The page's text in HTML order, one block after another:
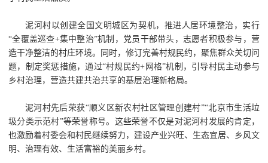
泥河村以创建全国文明城区为契机，推进人居环境整治，实行
“全覆盖巡查+集中整治”机制，党员干部带头，志愿者积极参与，营
造干净整洁的村庄环境。同时，修订完善村规民约，聚焦群众关切问
题，制定奖惩措施，通过“村规民约+网格”机制，引导村民主动参与
乡村治理，营造共建共治共享的基层治理新格局。
泥河村先后荣获“顺义区新农村社区管理创建村”“北京市生活垃
圾分类示范村”等荣誉称号。这些荣誉不仅是对泥河村发展的肯定，
也激励着村委会和村民继续努力，建设产业兴旺、生态宜居、乡风文
明、治理有效、生活富裕的美丽乡村。